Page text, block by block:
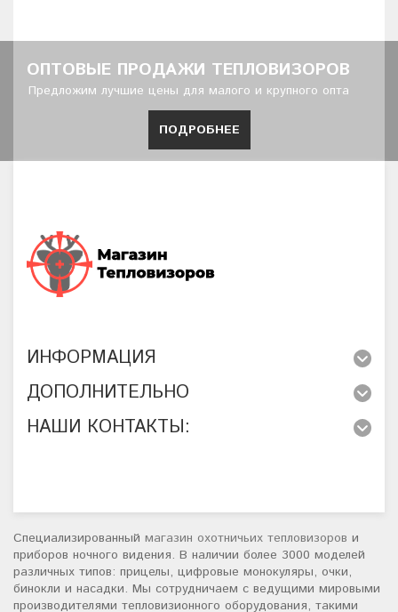
ОПТОВЫЕ ПРОДАЖИ ТЕПЛОВИЗОРОВ
Предложим лучшие цены для малого и крупного опта
ПОДРОБНЕЕ
ИНФОРМАЦИЯ
ДОПОЛНИТЕЛЬНО
НАШИ КОНТАКТЫ:
Специализированный магазин охотничьих тепловизоров и
приборов ночного видения. В наличии более 3000 моделей
различных типов: прицелы, цифровые монокуляры, очки,
бинокли и насадки. Мы сотрудничаем с ведущими мировыми
производителями тепловизионного оборудования, такими